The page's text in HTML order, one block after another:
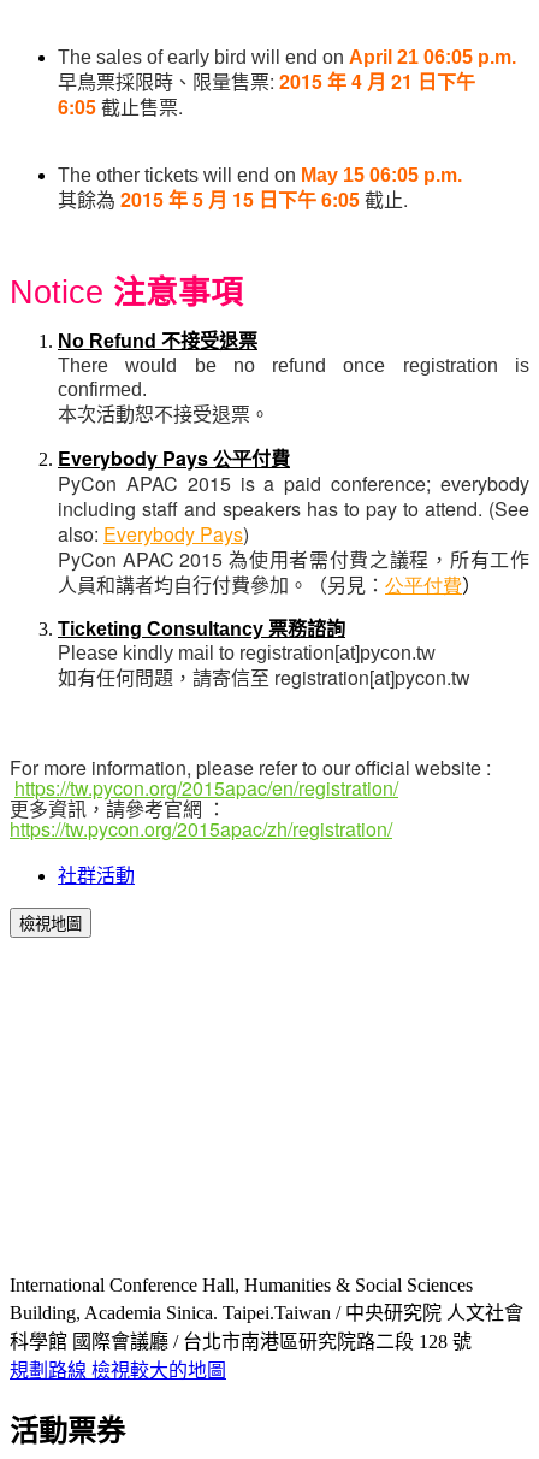
The sales of early bird will end on April 21 06:05 p.m.
早鳥票採限時、限量售票: 2015年4 月 21 日下午
6:05截止售票.
The other tickets will end on May 15 06:05 p.m.
其餘為 2015年5 月 15 日下午6:05截止.
Notice 注意事項
No Refund 不接受退票
There would be no refund once registration is
confirmed.
本次活動恕不接受退票。
Everybody Pays 公平付費
PyCon APAC 2015 is a paid conference; everybody
including staff and speakers has to pay to attend. (See
also: Everybody Pays)
PyCon APAC 2015為使用者需付費之議程，所有工作
人員和講者均自行付費參加。（另見 ： 公平付費）
Ticketing Consultancy 票務諮詢
Please kindly mail to registration[at]pycon.tw
如有任何問題，請寄信至 registration[at]pycon.tw
For more information, please refer to our official website :
https://tw.pycon.org/2015apac/en/registration/
更多資訊，請參考官網 ：
https://tw.pycon.org/2015apac/zh/registration/
社群活動
檢視地圖
International Conference Hall, Humanities & Social Sciences
Building, Academia Sinica. Taipei.Taiwan / 中央研究院 人文社會
科學館 國際會議廳 / 台北市南港區研究院路二段 128 號
規劃路線 檢視較大的地圖
活動票券